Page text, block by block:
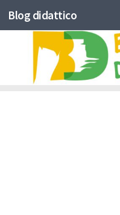
Skip to content
Blog didattico